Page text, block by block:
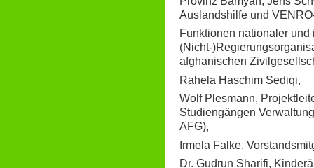
Auslandshilfe und
Funktionen nationaler und
(Nicht-
afghanischen
Rahela Haschim Sediqi,
Wolf Plesmann,
Studiengängen
AFG),
Irmela Falke,
Dr. Gudrun Sharifi,